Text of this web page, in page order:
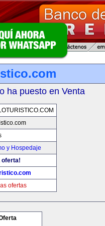
ha puesto en Venta
y Hospedaje
oferta!
ofertas